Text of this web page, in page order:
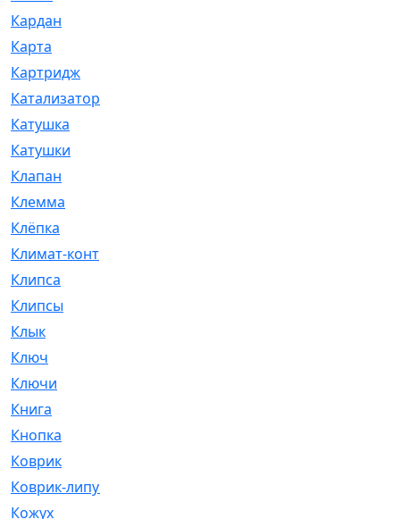
Кардан
Карта
Картридж
Катализатор
Катушка
Катушки
Клапан
Клемма
Клёпка
Климат-контроль
Клипса
Клипсы
Клык
Ключ
Ключи
Книга
Кнопка
Коврик
Коврик-липучка
Кожух